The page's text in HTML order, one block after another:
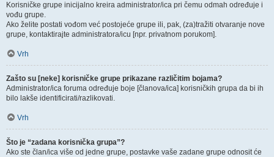
Korisničke grupe inicijalno kreira administrator/ica pri čemu odmah određuje i
vođu grupe.
Ako želite postati vođom već postojeće grupe ili, pak, (za)tražiti otvaranje nove
grupe, kontaktirajte administratora/icu [npr. privatnom porukom].
Vrh
Zašto su [neke] korisničke grupe prikazane različitim bojama?
Administrator/ica foruma određuje boje [članova/ica] korisničkih grupa da bi ih
bilo lakše identificirati/razlikovati.
Vrh
Što je “zadana korisnička grupa”?
Ako ste član/ica više od jedne grupe, postavke vaše zadane grupe odnosit će